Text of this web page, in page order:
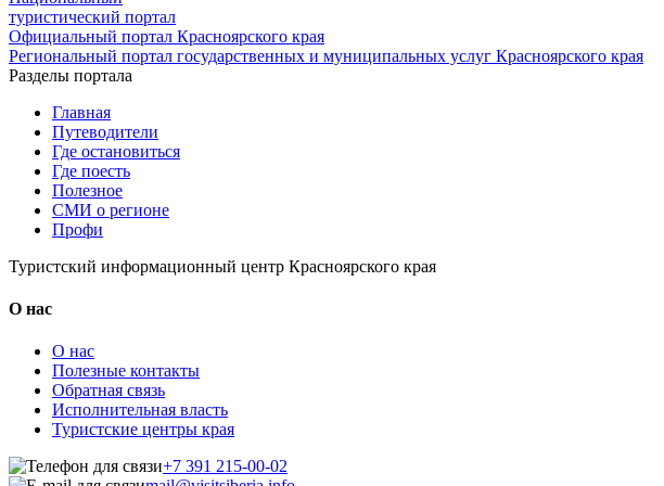
туристический портал
Официальный портал Красноярского края
Региональный портал государственных и муниципальных услуг Красноярского края
Разделы портала
Главная
Путеводители
Где остановиться
Где поесть
Полезное
СМИ о регионе
Профи
Туристский информационный центр Красноярского края
О нас
О нас
Полезные контакты
Обратная связь
Исполнительная власть
Туристские центры края
+7 391 215-00-02